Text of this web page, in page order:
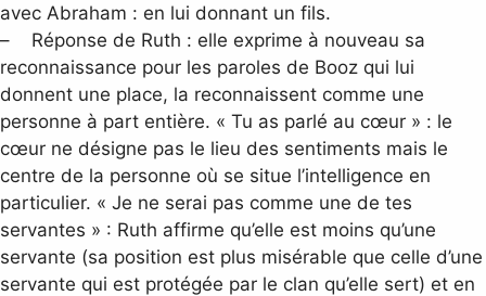
avec Abraham : en lui donnant un fils.
– Réponse de Ruth : elle exprime à nouveau sa
reconnaissance pour les paroles de Booz qui lui
donnent une place, la reconnaissent comme une
personne à part entière. « Tu as parlé au cœur » : le
cœur ne désigne pas le lieu des sentiments mais le
centre de la personne où se situe l’intelligence en
particulier. « Je ne serai pas comme une de tes
servantes » : Ruth affirme qu’elle est moins qu’une
servante (sa position est plus misérable que celle d’une
servante qui est protégée par le clan qu’elle sert) et en